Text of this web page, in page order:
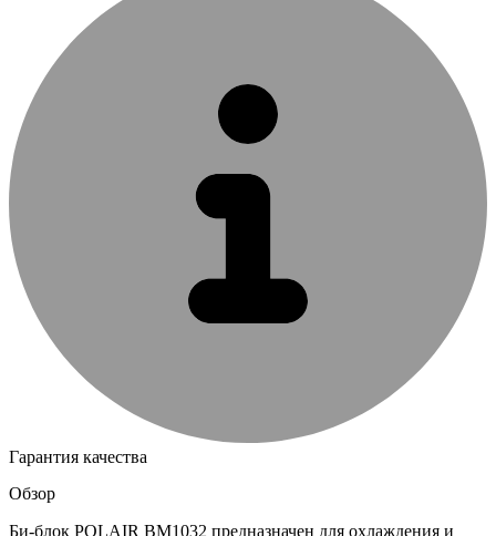
Гарантия качества
Обзор
Би-блок POLAIR BM1032 предназначен для охлаждения и